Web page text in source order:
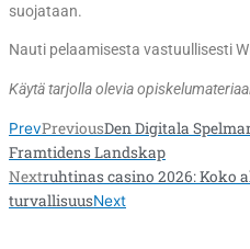
suojataan.
Nauti pelaamisesta vastuullisesti
Käytä tarjolla olevia
PrevPreviousDen Digitala
Framtidens Landskap
Nextruhtinas casino 2026: Koko
turvallisuusNext